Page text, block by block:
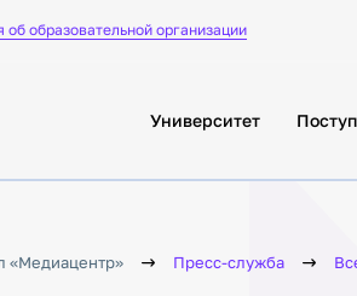
об образовательной организации
Университет
«Медиацентр» Пресс-служба